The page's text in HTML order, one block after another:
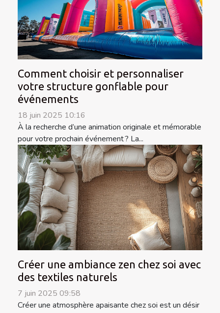
Comment choisir et personnaliser
votre structure gonflable pour
événements
18 juin 2025 10:16
À la recherche d’une animation originale et mémorable
pour votre prochain événement ? La...
Créer une ambiance zen chez soi avec
des textiles naturels
7 juin 2025 09:58
Créer une atmosphère apaisante chez soi est un désir